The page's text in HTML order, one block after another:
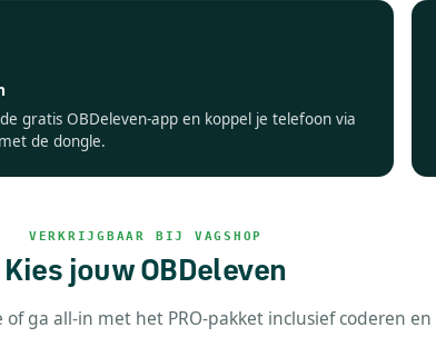
gratis OBDeleven-app en koppel je telefoon via
de dongle.
VERKRIJGBAAR BIJ VAGSHOP
Kies jouw OBDeleven
ga all-in met het PRO-pakket inclusief coderen en